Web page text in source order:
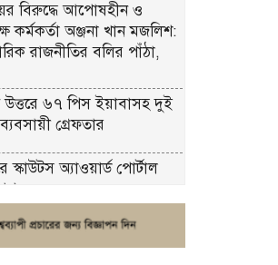
বিরুদ্ধে আপোষহীন ও
কর্মকর্তা অঞ্জনা খান মজলিশ:
রাজনীতির বলির পাঁঠা,
৬৭ পিস ইয়াবাসহ দুই
গ্রেফতার
স্কাউটস অ্যাওয়ার্ড পোর্টাল
চুরির আতঙ্ক: এক সপ্তাহে
ঘটনা, নিরাপত্তাহীনতায়